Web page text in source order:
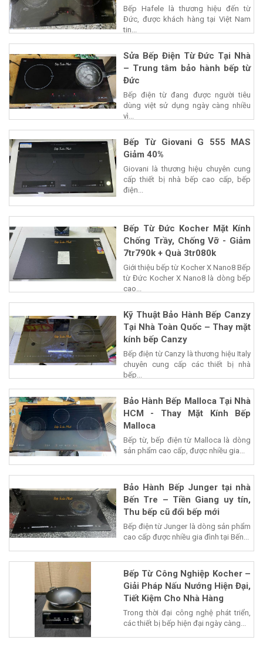
Bếp Hafele là thương hiệu đến từ
Đức, được khách hàng tại Việt Nam
tin...
Sửa Bếp Điện Từ Đức Tại Nhà
– Trung tâm bảo hành bếp từ
Đức
Bếp điện từ đang được người tiêu
dùng việt sử dụng ngày càng nhiều
vì...
Bếp Từ Giovani G 555 MAS
Giảm 40%
Giovani là thương hiệu chuyên cung
cấp thiết bị nhà bếp cao cấp, bếp
điện...
Bếp Từ Đức Kocher Mặt Kính
Chống Trầy, Chống Vỡ - Giảm
7tr790k + Quà 3tr080k
Giới thiệu bếp từ Kocher X Nano8 Bếp
từ Đức Kocher X Nano8 là dòng bếp
cao...
Kỹ Thuật Bảo Hành Bếp Canzy
Tại Nhà Toàn Quốc – Thay mặt
kính bếp Canzy
Bếp điện từ Canzy là thương hiệu Italy
chuyên cung cấp các thiết bị nhà
bếp...
Bảo Hành Bếp Malloca Tại Nhà
HCM - Thay Mặt Kính Bếp
Malloca
Bếp từ, bếp điện từ Malloca là dòng
sản phẩm cao cấp, được nhiều gia...
Bảo Hành Bếp Junger tại nhà
Bến Tre – Tiền Giang uy tín,
Thu bếp cũ đổi bếp mới
Bếp điện từ Junger là dòng sản phẩm
cao cấp được nhiều gia đình tại Bến...
Bếp Từ Công Nghiệp Kocher –
Giải Pháp Nấu Nướng Hiện Đại,
Tiết Kiệm Cho Nhà Hàng
Trong thời đại công nghệ phát triển,
các thiết bị bếp hiện đại ngày càng...